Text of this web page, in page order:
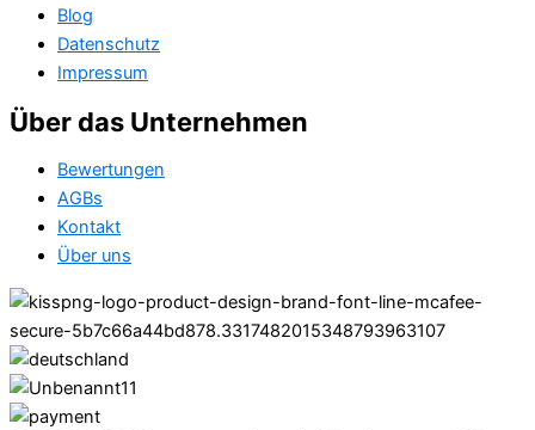
Blog
Datenschutz
Impressum
Über das Unternehmen
Bewertungen
AGBs
Kontakt
Über uns